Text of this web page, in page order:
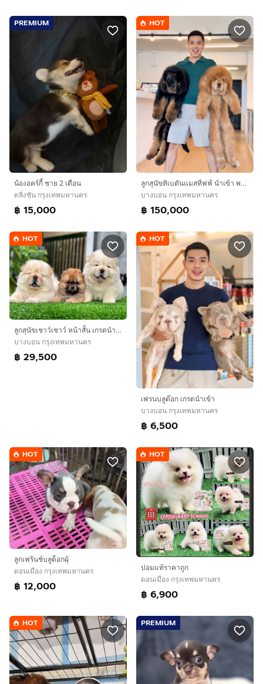
PREMIUM
น้องอคร์กี้ ชาย 2 เดือน
ตลิ่งชัน กรุงเทพมหานคร
฿ 15,000
HOT
ลูกสุนัขทิเบตันแมสทีฟฟ์ นำเข้า พร้อมใบ
บางบอน กรุงเทพมหานคร
฿ 150,000
HOT
ลูกสุนัขเชาว์เชาว์ หน้าสั้น เกรดนำเข้า 🏆
บางบอน กรุงเทพมหานคร
฿ 29,500
HOT
เฟรนบลูด๊อก เกรดนำเข้า
บางบอน กรุงเทพมหานคร
฿ 6,500
HOT
ลูกเฟร้นช์บลูด็อกผุ้
ดอนเมือง กรุงเทพมหานคร
฿ 12,000
HOT
ปอมแท้ราคาถูก
ดอนเมือง กรุงเทพมหานคร
฿ 6,900
HOT PREMIUM